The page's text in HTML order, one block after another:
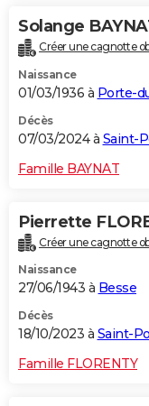
Solange
Créer une cagnotte
Naissance
01/03/1936 à Porte-
Décès
07/03/2024 à Saint-
Famille BAYNAT
Pierrette
Créer une cagnotte
Naissance
27/06/1943 à Besse
Décès
18/10/2023 à Saint-
Famille FLORENTY